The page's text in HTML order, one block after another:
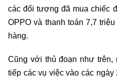
các đối tượng đã mua chiếc
OPPO và thanh toán 7,7
hàng.
Cũng với thủ đoạn như
tiếp các vụ việc vào các